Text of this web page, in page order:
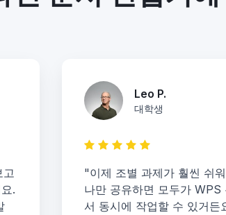
고
.
Leo P.
대학생
"이제 조별 과제가 훨씬 쉬
나만 공유하면 모두가 WPS
서 동시에 작업할 수 있거든